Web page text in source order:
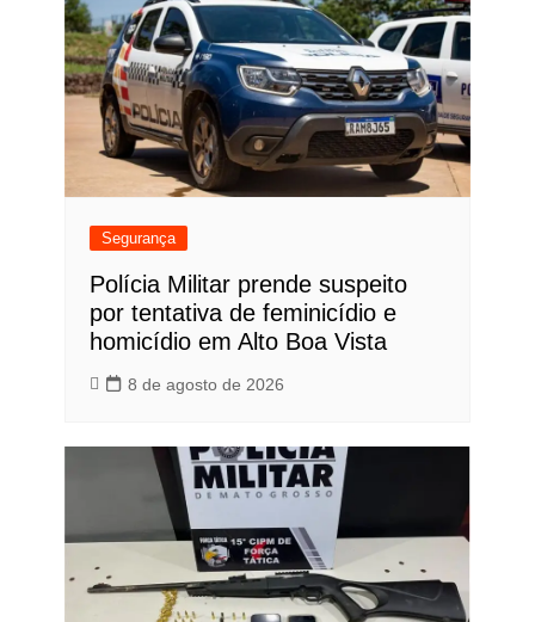
Segurança
Polícia Militar prende suspeito
por tentativa de feminicídio e
homicídio em Alto Boa Vista
8 de agosto de 2026